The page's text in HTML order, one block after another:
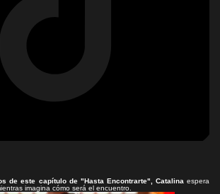
de este capítulo de "Hasta Encontrarte" , Catalinaespera
imagina cómo será el encuentro.